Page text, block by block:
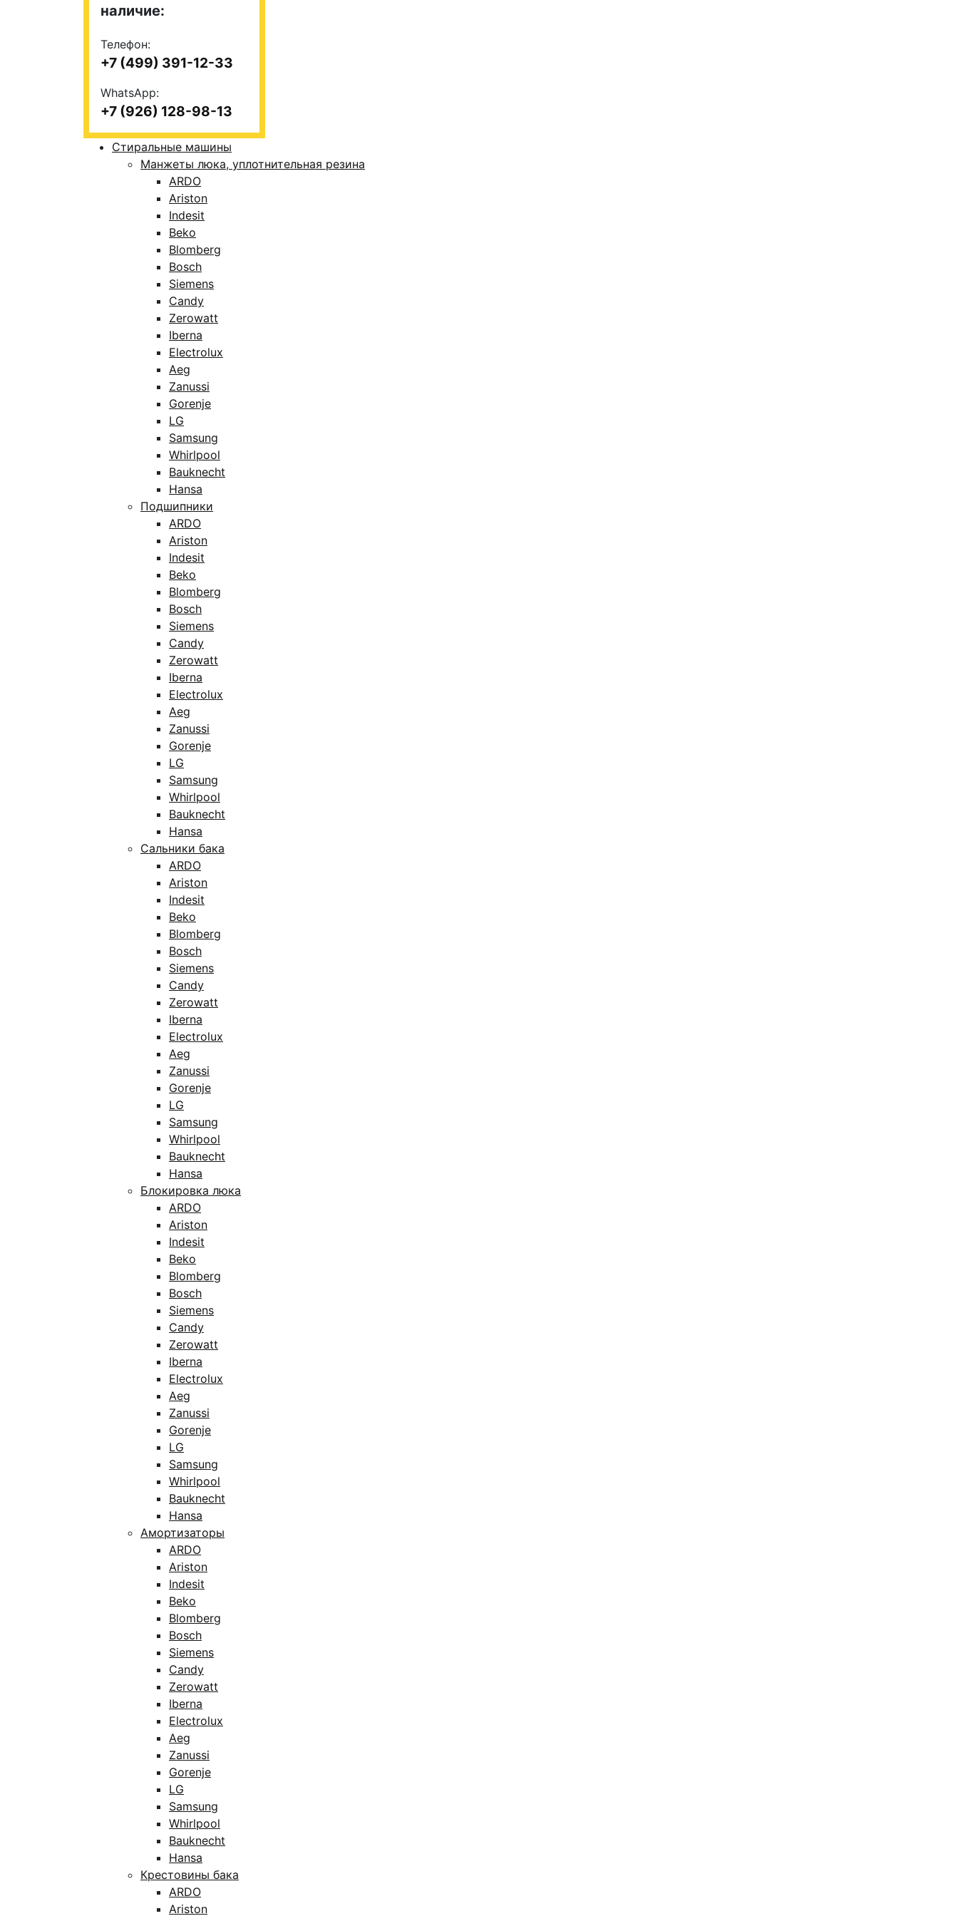
наличие:
Телефон:
+7 (499) 391-12-33
WhatsApp:
+7 (926) 128-98-13
Стиральные машины
Манжеты люка, уплотнительная резина
ARDO
Ariston
Indesit
Beko
Blomberg
Bosch
Siemens
Candy
Zerowatt
Iberna
Electrolux
Aeg
Zanussi
Gorenje
LG
Samsung
Whirlpool
Bauknecht
Hansa
Подшипники
ARDO
Ariston
Indesit
Beko
Blomberg
Bosch
Siemens
Candy
Zerowatt
Iberna
Electrolux
Aeg
Zanussi
Gorenje
LG
Samsung
Whirlpool
Bauknecht
Hansa
Сальники бака
ARDO
Ariston
Indesit
Beko
Blomberg
Bosch
Siemens
Candy
Zerowatt
Iberna
Electrolux
Aeg
Zanussi
Gorenje
LG
Samsung
Whirlpool
Bauknecht
Hansa
Блокировка люка
ARDO
Ariston
Indesit
Beko
Blomberg
Bosch
Siemens
Candy
Zerowatt
Iberna
Electrolux
Aeg
Zanussi
Gorenje
LG
Samsung
Whirlpool
Bauknecht
Hansa
Амортизаторы
ARDO
Ariston
Indesit
Beko
Blomberg
Bosch
Siemens
Candy
Zerowatt
Iberna
Electrolux
Aeg
Zanussi
Gorenje
LG
Samsung
Whirlpool
Bauknecht
Hansa
Крестовины бака
ARDO
Ariston